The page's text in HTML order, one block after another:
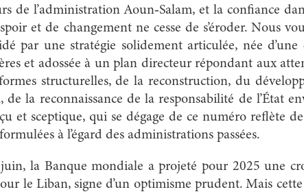
de l’administration Aoun‑Salam, et la confiance
et de changement ne cesse de s’éroder. Nous
par une stratégie solidement articulée, née
et adossée à un plan directeur répondant aux
structurelles, de la reconstruction, du
de la reconnaissance de la responsabilité de l’État
et sceptique, qui se dégage de ce numéro reflète
à l’égard des administrations passées.
la Banque mondiale a projeté pour 2025 une
le Liban, signe d’un optimisme prudent. Mais